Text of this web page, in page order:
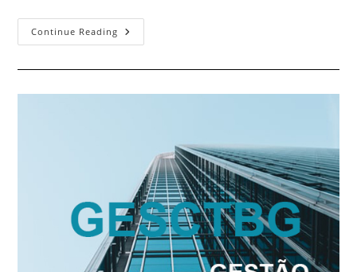
Continue Reading Gestão
De